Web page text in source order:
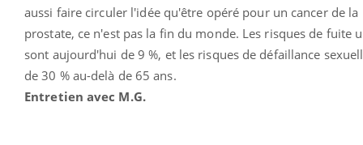
aussi faire circuler l'idée qu'être opéré pour un cancer de la
prostate, ce n'est pas la fin du monde. Les risques de fuite
sont aujourd'hui de 9 %, et les risques de défaillance
de 30 % au-delà de 65 ans.
Entretien avec M.G.